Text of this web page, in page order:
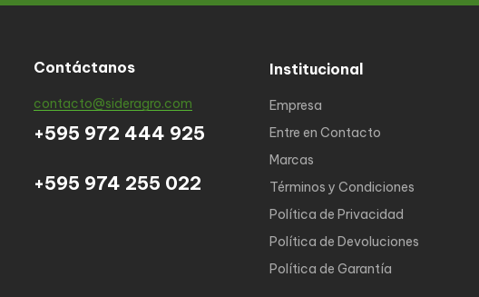
Contáctanos
contacto@sideragro.com
+595 972 444 925
+595 974 255 022
Institucional
Empresa
Entre en Contacto
Marcas
Términos y Condiciones
Política de Privacidad
Política de Devoluciones
Política de Garantía